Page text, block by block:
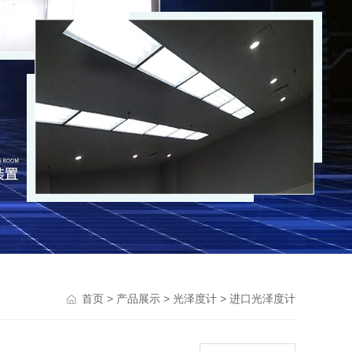
首页 > 产品展示 > 光泽度计 > 进口光泽度计